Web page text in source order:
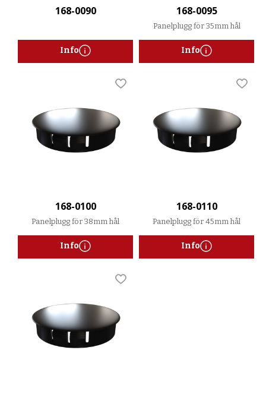
168-0090
Info
168-0095
Panelplugg för 35mm hål
Info
168-0100
Panelplugg för 38mm hål
Lägg till i favoriter
Info
168-0110
Panelplugg för 45mm hål
Info
Lägg till i favoriter